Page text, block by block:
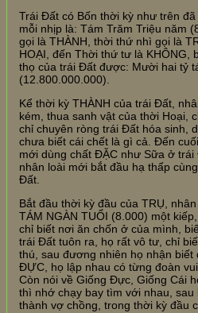
Trái Đất có Bốn thời kỳ như trên
mỗi nhịp là: Tám Trăm Triệu năm
gọi là THÀNH, thời thứ nhì gọi là
HOẠI, đến Thời thứ tư là KHÔNG,
thọ của trái Đất được: Mười hai tỷ
(12.800.000.000).
Kể thời kỳ THÀNH của trái Đất,
kém, thua sanh vật của thời Hoại,
chỉ chuyên ròng trái Đất hóa sinh,
chưa biết cái chết là gì cả. Đến
mới dùng chất ĐẶC như Sữa ở
nhân loài mới bắt đầu hạ thấp
Đất.
Bắt đầu thời kỳ đầu của TRỤ,
TÁM NGÀN TUỔI (8.000) một
chỉ biết nơi ăn chốn ở của mình,
trái Đất tuôn ra, họ rất vô tư, chỉ
thú, sau đương nhiên họ nhận biết
ĐỰC, họ lập nhau có từng đoàn
Còn nói về Giống Đực, Giống Cái
thì nhớ chạy bay tìm với nhau,
thành vợ chồng, trong thời kỳ đầu